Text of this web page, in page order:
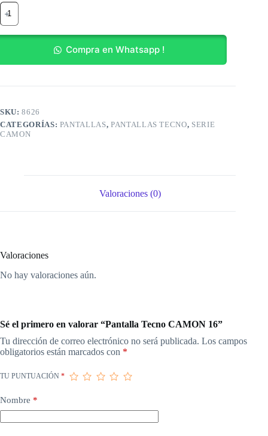
Pantalla
Tecno
CAMON
16
Compra en Whatsapp !
SKU:8626
CATEGORÍAS: PANTALLAS, PANTALLAS TECNO, SERIE
CAMON
Valoraciones (0)
Valoraciones
No hay valoraciones aún.
Sé el primero en valorar “Pantalla Tecno CAMON 16”
Tu dirección de correo electrónico no será publicada. Los campos
obligatorios están marcados con *
TU PUNTUACIÓN *
Nombre *